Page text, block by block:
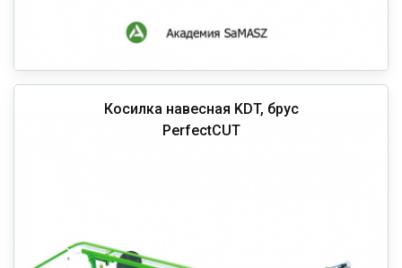
Косилка навесная KDT, брус
PerfectCUT